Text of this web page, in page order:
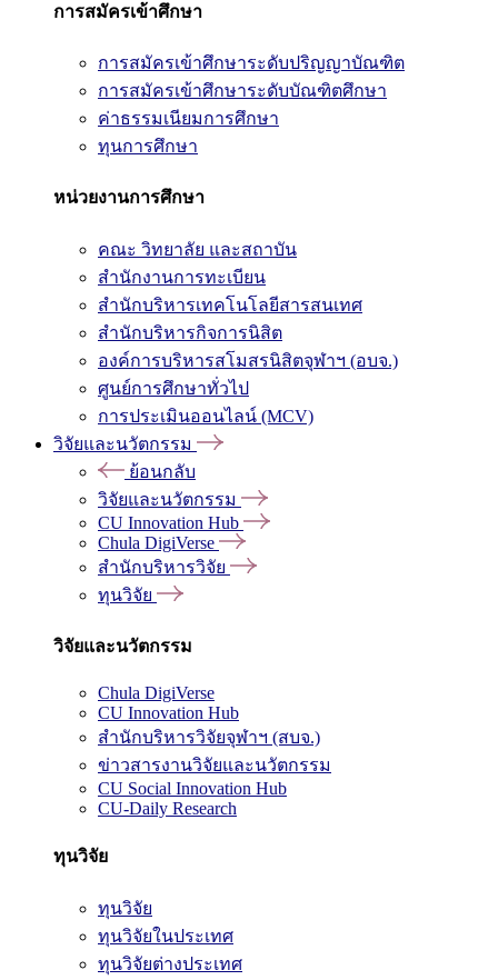
การสมัครเข้าศึกษา
การสมัครเข้าศึกษาระดับปริญญาบัณฑิต
การสมัครเข้าศึกษาระดับบัณฑิตศึกษา
ค่าธรรมเนียมการศึกษา
ทุนการศึกษา
หน่วยงานการศึกษา
คณะ วิทยาลัย และสถาบัน
สำนักงานการทะเบียน
สำนักบริหารเทคโนโลยีสารสนเทศ
สำนักบริหารกิจการนิสิต
องค์การบริหารสโมสรนิสิตจุฬาฯ (อบจ.)
ศูนย์การศึกษาทั่วไป
การประเมินออนไลน์ (MCV)
วิจัยและนวัตกรรม
ย้อนกลับ
วิจัยและนวัตกรรม
CU Innovation Hub
Chula DigiVerse
สำนักบริหารวิจัย
ทุนวิจัย
วิจัยและนวัตกรรม
Chula DigiVerse
CU Innovation Hub
สำนักบริหารวิจัยจุฬาฯ (สบจ.)
ข่าวสารงานวิจัยและนวัตกรรม
CU Social Innovation Hub
CU-Daily Research
ทุนวิจัย
ทุนวิจัย
ทุนวิจัยในประเทศ
ทุนวิจัยต่างประเทศ